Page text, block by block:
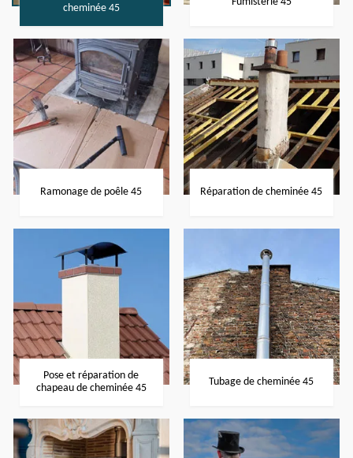
cheminée 45
Ramonage de poêle 45 Réparation de cheminée 45
Pose et réparation de
chapeau de cheminée 45
Tubage de cheminée 45